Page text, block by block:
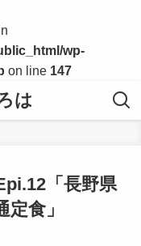
wp-
on line 147
は
「長野県
食」